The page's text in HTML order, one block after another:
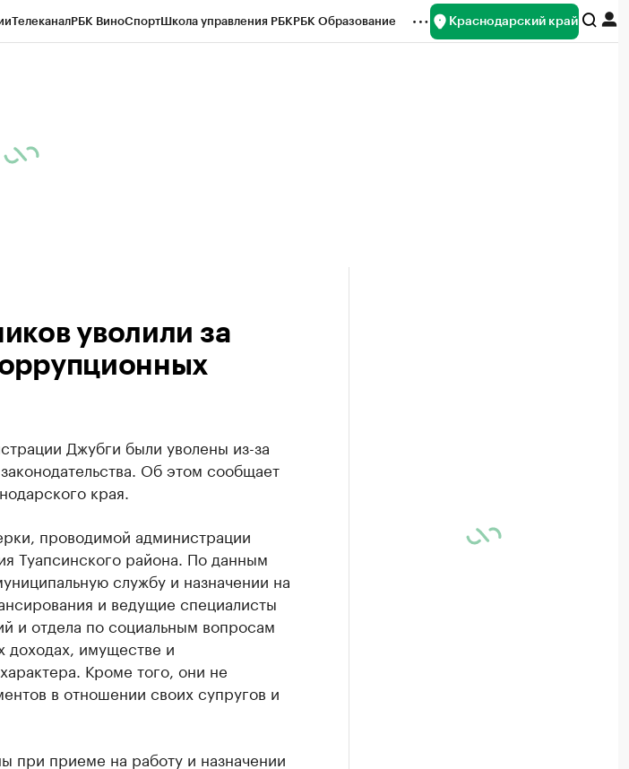
ТелеканалРБК ВиноСпортШкола управления РБКРБК Образование Краснодарский край
уволили за
Джубги были уволены из-за
Об этом сообщает
края.
проводимой администрации
Туапсинского района. По данным
службу и назначении на
и ведущие специалисты
и отдела по социальным вопросам
доходах, имуществе и
Кроме того, они не
в отношении своих супругов и
при приеме на работу и назначении